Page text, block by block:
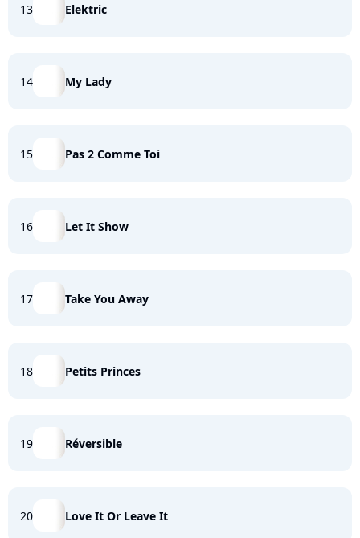
13 Elektric
14 My Lady
15 Pas 2 Comme Toi
16 Let It Show
17 Take You Away
18 Petits Princes
19 Réversible
20 Love It Or Leave It